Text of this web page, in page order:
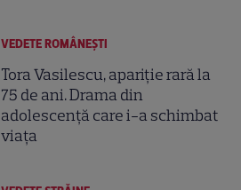
VEDETE ROMÂNEŞTI
Tora Vasilescu, apariție rară la
75 de ani. Drama din
adolescență care i-a schimbat
viața